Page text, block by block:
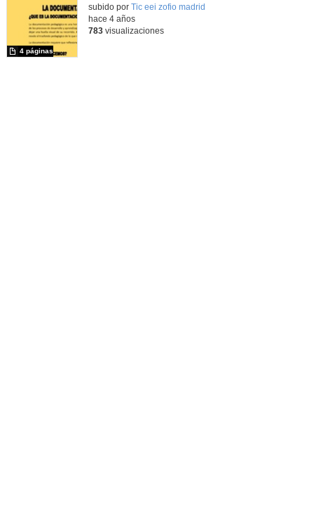
Contenido educativo.
subido por Tic eei zofio madrid
4 páginas
hace 4 años
783visualizaciones